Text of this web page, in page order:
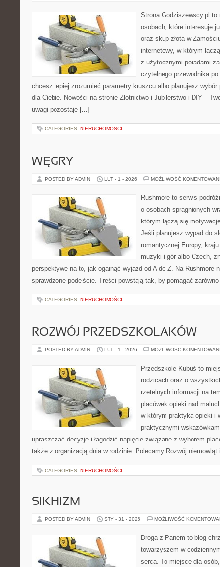
Strona Godziszewscy.pl
osobach, które interesuje
oraz skup złota w
internetowy, w którym
z użytecznymi poradami
czytelnego przewodnika
chcesz lepiej zrozumieć parametry kruszcu albo planujesz
dla Ciebie. Nowości na stronie Złotnictwo i Jubilerstwo i DIY –
uwagi pozostaje […]
CATEGORIES: NIERUCHOMOŚCI
WĘGRY
POSTED BY ADMIN LUT - 1 - 2026 MOŻLIWOŚĆ
Rushmore to serwis
o osobach spragnionych
którym łączą się
Jeśli planujesz wypad do
romantycznej Europy,
muzyki i gór albo Czech,
perspektywę na to, jak ogarnąć wyjazd od A do Z. Na Rushmore
sprawdzone podejście. Treści powstają tak, by pomagać
CATEGORIES: NIERUCHOMOŚCI
ROZWÓJ PRZEDSZKOLAKÓW
POSTED BY ADMIN LUT - 1 - 2026 MOŻLIWOŚĆ
Przedszkole Kubuś to
rodzicach oraz o
rzetelnych informacji na
placówek opieki nad
w którym praktyka opieki i
praktycznymi
upraszczać decyzje i łagodzić napięcie związane z wyborem
także z organizacją dnia w rodzinie. Polecamy Rozwój
CATEGORIES: NIERUCHOMOŚCI
SIKHIZM
POSTED BY ADMIN STY - 31 - 2026 MOŻLIWOŚĆ
Droga z Panem to blog
towarzyszem w
serca. To miejsce dla